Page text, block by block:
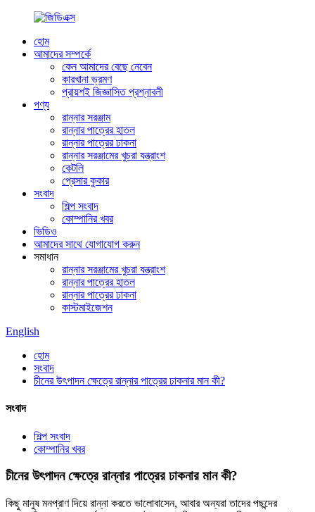
হোম
আমাদের সম্পর্কে
কেন আমাদের বেছে নেবেন
কারখানা ভ্রমণ
প্রায়শই জিজ্ঞাসিত প্রশ্নাবলী
পণ্য
রান্নার সরঞ্জাম
রান্নার পাত্রের হাতল
রান্নার পাত্রের ঢাকনা
রান্নার সরঞ্জামের খুচরা যন্ত্রাংশ
কেটলি
প্রেসার কুকার
সংবাদ
শিল্প সংবাদ
কোম্পানির খবর
ভিডিও
আমাদের সাথে যোগাযোগ করুন
সমাধান
রান্নার সরঞ্জামের খুচরা যন্ত্রাংশ
রান্নার পাত্রের হাতল
রান্নার পাত্রের ঢাকনা
কাস্টমাইজেশন
English
হোম
সংবাদ
চীনের উৎপাদন ক্ষেত্রে রান্নার পাত্রের ঢাকনার মান কী?
সংবাদ
শিল্প সংবাদ
কোম্পানির খবর
চীনের উৎপাদন ক্ষেত্রে রান্নার পাত্রের ঢাকনার মান কী?
কিছু মানুষ মনপ্রাণ দিয়ে রান্না করতে ভালোবাসেন, আবার অন্যরা তাদের পছন্দের